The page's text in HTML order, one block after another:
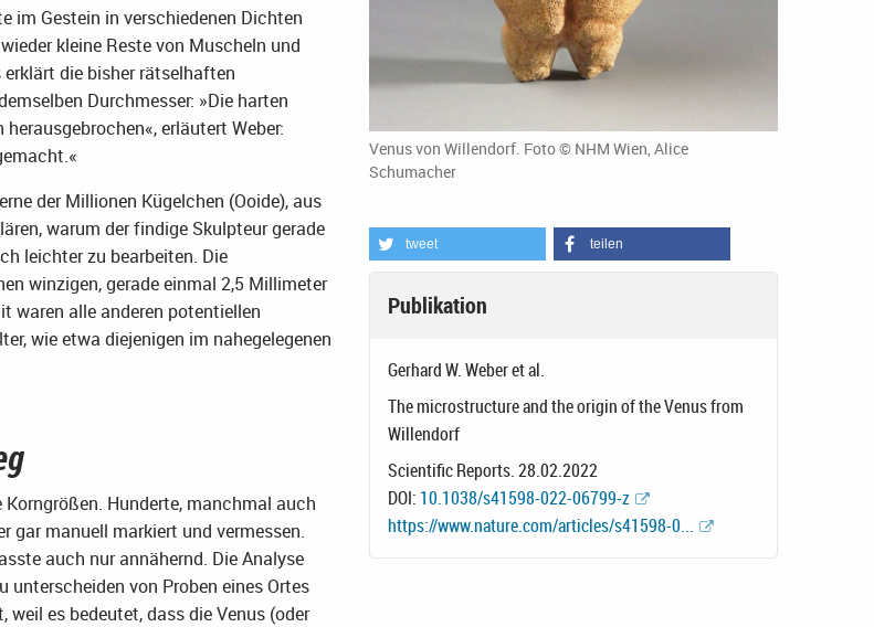
im Gestein in verschiedenen Dichten
kleine Reste von Muscheln und
die bisher rätselhaften
Durchmesser: »Die harten
erläutert Weber:
der Millionen Kügelchen (Ooide), aus
warum der findige Skulpteur gerade
leichter zu bearbeiten. Die
winzigen, gerade einmal 2,5 Millimeter
waren alle anderen potentiellen
wie etwa diejenigen im nahegelegenen
Hunderte, manchmal auch
gar manuell markiert und vermessen.
auch nur annähernd. Die Analyse
von Proben eines Ortes
weil es bedeutet, dass die Venus (oder
Venus von Willendorf. Foto © NHM Wien, Alice
Schumacher
tweet teilen
Publikation
Gerhard W. Weber et al.
The microstructure and the origin of the Venus from
Willendorf
Scientific Reports. 28.02.2022
DOI: 10.1038/s41598-022-06799-z
https://www.nature.com/articles/s41598-0...